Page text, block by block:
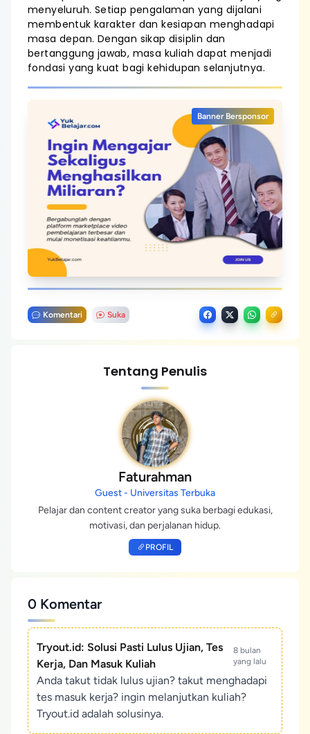
menyeluruh. Setiap pengalaman yang dijalani
membentuk karakter dan kesiapan menghadapi
masa depan. Dengan sikap disiplin dan
bertanggung jawab, masa kuliah dapat menjadi
fondasi yang kuat bagi kehidupan selanjutnya.
Banner Bersponsor
Komentari Suka
Tentang Penulis
Faturahman
Guest - Universitas Terbuka
Pelajar dan content creator yang suka berbagi edukasi,
motivasi, dan perjalanan hidup.
PROFIL
0 Komentar
Tryout.id: Solusi Pasti Lulus Ujian, Tes
Kerja, Dan Masuk Kuliah
8 bulan
yang lalu
Anda takut tidak lulus ujian? takut menghadapi
tes masuk kerja? ingin melanjutkan kuliah?
Tryout.id adalah solusinya.